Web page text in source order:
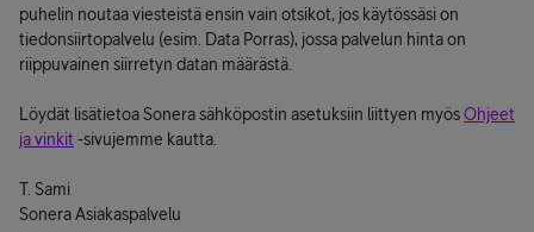
puhelin noutaa viesteistä ensin vain otsikot, jos käytössäsi on
tiedonsiirtopalvelu (esim. Data Porras), jossa palvelun hinta on
riippuvainen siirretyn datan määrästä.
Löydät lisätietoa Sonera sähköpostin asetuksiin liittyen myösOhjeet
ja vinkit -sivujemme kautta.
T. Sami
Sonera Asiakaspalvelu